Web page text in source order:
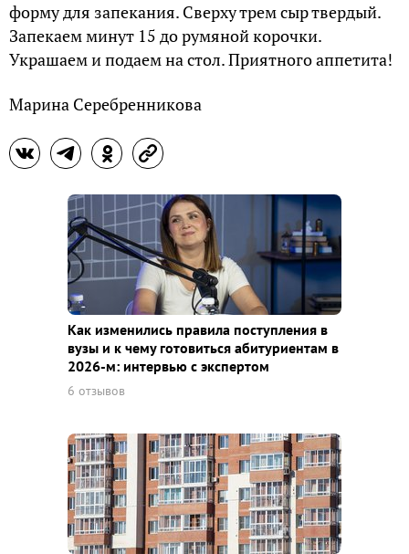
форму для запекания. Сверху трем сыр твердый.
Запекаем минут 15 до румяной корочки.
Украшаем и подаем на стол. Приятного аппетита!
Марина Серебренникова
Как изменились правила поступления в
вузы и к чему готовиться абитуриентам в
2026-м: интервью с экспертом
6 отзывов